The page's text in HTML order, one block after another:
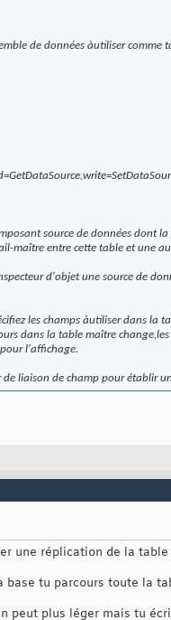
de données àutiliser
source de données dont
maître entre cette table et une
d'objet une source de
les champs àutiliser dans la
dans la table maître
l'affichage.
liaison de champ pour établir
une réplication de la
tu parcours toute la
peut plus léger mais tu